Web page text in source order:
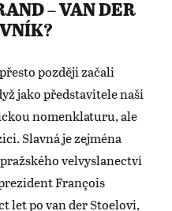
– VAN DER
později začali
jako představitele naší
nomenklaturu, ale
Slavná je zejména
velvyslanectví
François
let po van der Stoelovi,